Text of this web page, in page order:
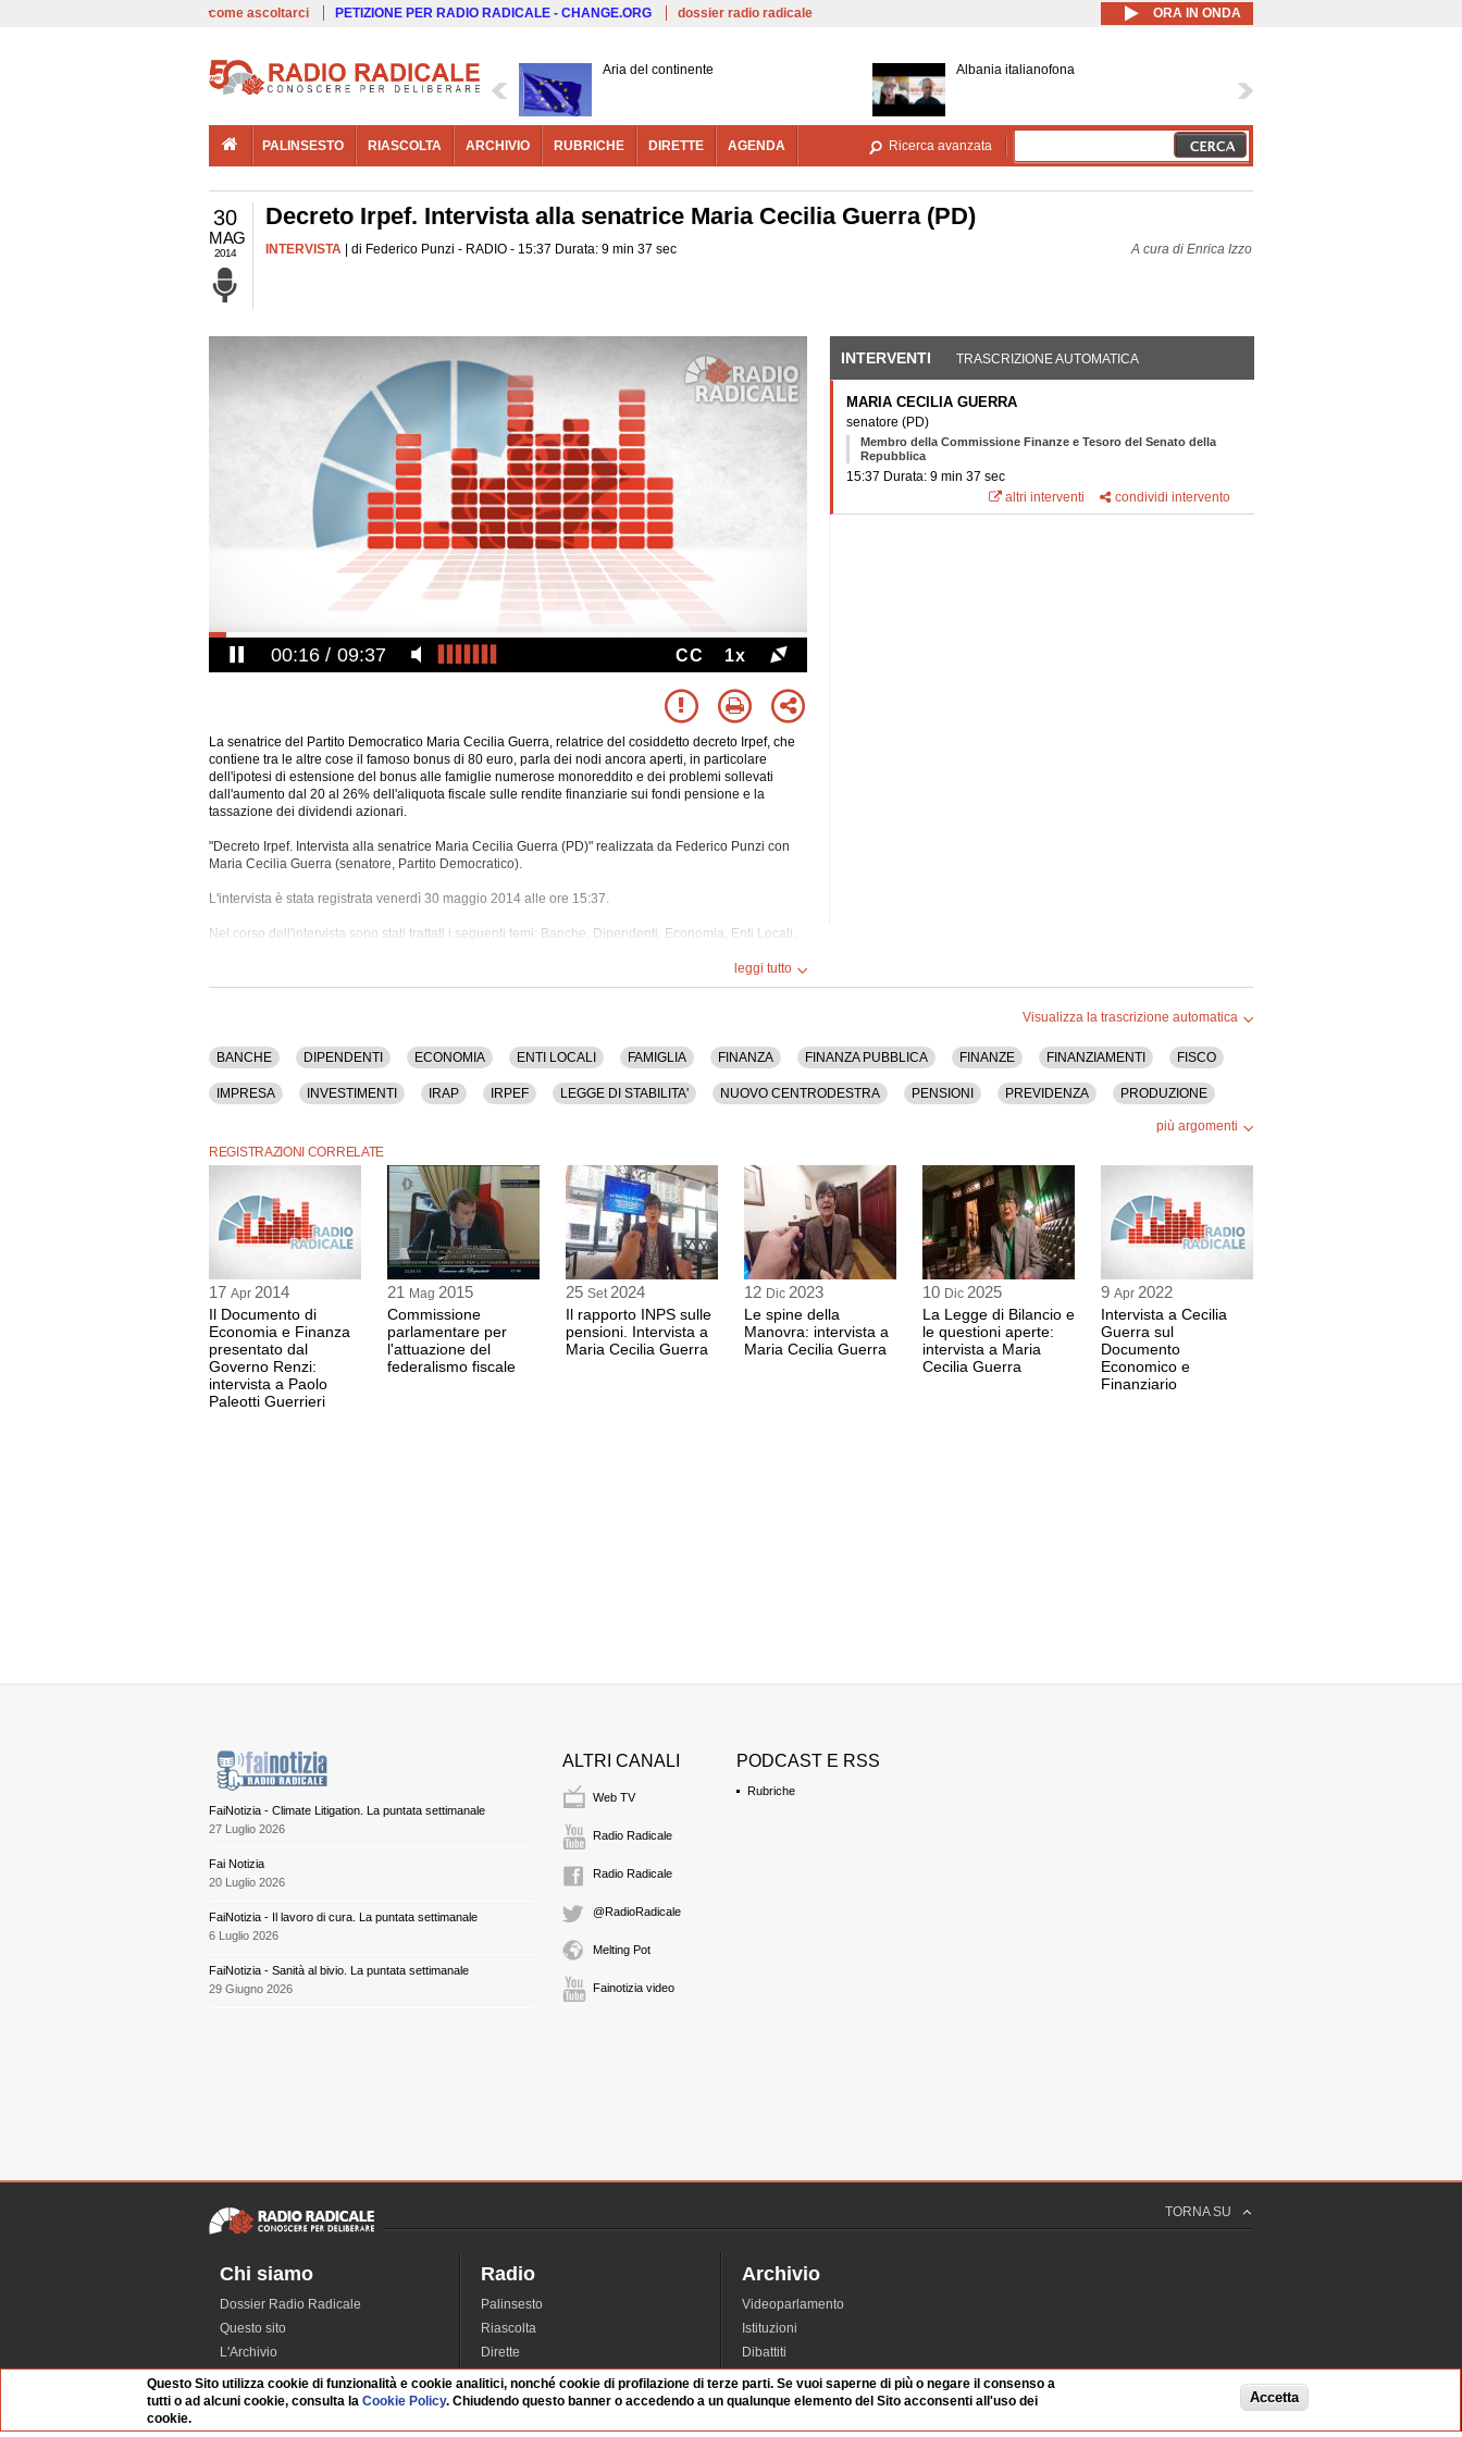
Salta al contenuto principale
come ascoltarci PETIZIONE PER RADIO RADICALE - CHANGE.ORG dossier radio radicale ORA IN ONDA
Aria del continente Albania italianofona
PALINSESTO RIASCOLTA ARCHIVIO RUBRICHE DIRETTE AGENDA Ricerca avanzata
30
MAG
2014
Decreto Irpef. Intervista alla senatrice Maria Cecilia Guerra (PD)
INTERVISTA | di Federico Punzi - RADIO - 15:37 Durata: 9 min 37 sec A cura di Enrica Izzo
00:17 09:37 CC 1x
La senatrice del Partito Democratico Maria Cecilia Guerra, relatrice del cosiddetto decreto Irpef, che
contiene tra le altre cose il famoso bonus di 80 euro, parla dei nodi ancora aperti, in particolare
dell'ipotesi di estensione del bonus alle famiglie numerose monoreddito e dei problemi sollevati
dall'aumento dal 20 al 26% dell'aliquota fiscale sulle rendite finanziarie sui fondi pensione e la
tassazione dei dividendi azionari.
"Decreto Irpef. Intervista alla senatrice Maria Cecilia Guerra (PD)" realizzata da Federico Punzi con
Maria Cecilia Guerra (senatore, Partito Democratico).
L'intervista è stata registrata venerdì 30 maggio 2014 alle ore 15:37.
Nel corso dell'intervista sono stati trattati i seguenti temi: Banche, Dipendenti, Economia, Enti Locali,
Legge Di Stabilita', Nuovo Centrodestra, Pensioni, Previdenza, Produzione, Rai, Reddito, Regioni,
Renzi, Risparmio, Spesa Pubblica, Stato, Stipendi, Tasse, Televisione.
leggi tutto
INTERVENTI (SCHEDA ATTIVA)
TRASCRIZIONE AUTOMATICA
MARIA CECILIA GUERRA
senatore (PD)
Membro della Commissione Finanze e Tesoro del Senato della
Repubblica
15:37 Durata: 9 min 37 sec
altri interventi
condividi intervento
Visualizza la trascrizione automatica
BANCHE DIPENDENTI ECONOMIA ENTI LOCALI FAMIGLIA FINANZA FINANZA PUBBLICA FINANZE FINANZIAMENTI FISCO
IMPRESA INVESTIMENTI IRAP IRPEF LEGGE DI STABILITA' NUOVO CENTRODESTRA PENSIONI PREVIDENZA PRODUZIONE
più argomenti
REGISTRAZIONI CORRELATE
17 Apr 2014
Il Documento di
Economia e Finanza
presentato dal
Governo Renzi:
intervista a Paolo
Paleotti Guerrieri
21 Mag 2015
Commissione
parlamentare per
l'attuazione del
federalismo fiscale
25 Set 2024
Il rapporto INPS sulle
pensioni. Intervista a
Maria Cecilia Guerra
12 Dic 2023
Le spine della
Manovra: intervista a
Maria Cecilia Guerra
10 Dic 2025
La Legge di Bilancio e
le questioni aperte:
intervista a Maria
Cecilia Guerra
9 Apr 2022
Intervista a Cecilia
Guerra sul
Documento
Economico e
Finanziario
FaiNotizia - Climate Litigation. La puntata settimanale
27 Luglio 2026
Fai Notizia
20 Luglio 2026
FaiNotizia - Il lavoro di cura. La puntata settimanale
6 Luglio 2026
FaiNotizia - Sanità al bivio. La puntata settimanale
29 Giugno 2026
ALTRI CANALI
Web TV
Radio Radicale
Radio Radicale
@RadioRadicale
Melting Pot
Fainotizia video
PODCAST E RSS
Rubriche
TORNA SU
Chi siamo
Dossier Radio Radicale
Questo sito
L'Archivio
Redazione
La musica da Requiem
Radio
Palinsesto
Riascolta
Dirette
Rubriche
Interviste
Archivio
Videoparlamento
Istituzioni
Dibattiti
Manifestazioni
Radicali
Questo Sito utilizza cookie di funzionalità e cookie analitici, nonché cookie di profilazione di terze parti. Se vuoi saperne di più o negare il consenso a
tutti o ad alcuni cookie, consulta laCookie Policy. Chiudendo questo banner o accedendo a un qualunque elemento del Sito acconsenti all'uso dei
cookie.
Accetta